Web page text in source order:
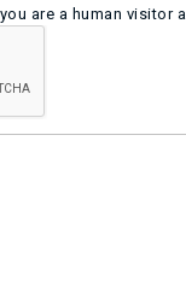
are a human visitor